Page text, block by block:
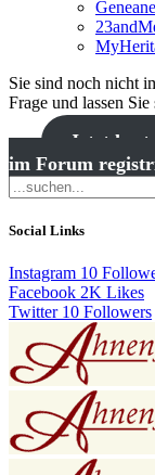
Sie sind noch nicht
Frage und lassen
Jetzt
im Forum
Social Links
Instagram 10
Facebook 2K Likes
Twitter 10 Followers